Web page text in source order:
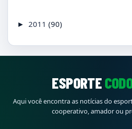
► 2011 (90)
ESPORTE
Aqui você encontra as notícias do
cooperativo, amador ou